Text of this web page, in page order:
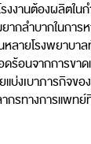
งงานต้องผลิตใ
ากลำบากในกา
หลายโรงพยาบา
ดร้อนจากการขา
บ่งเบาภารกิจขอ
รทางการแพทย์